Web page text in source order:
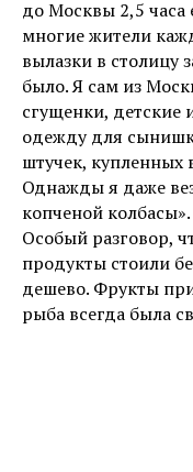
до Москвы 2,5 часа
многие жители
вылазки в столицу
было. Я сам из
сгущенки, детские
одежду для
штучек, купленных
Однажды я даже
копченой колбасы».
Особый разговор,
продукты стоили
дешево. Фрукты
рыба всегда была